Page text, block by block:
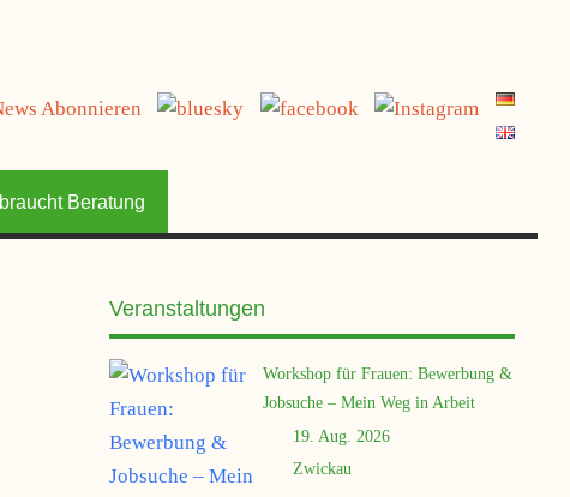
Beratung
Veranstaltungen
Workshop für Frauen: Bewerbung &
Jobsuche – Mein Weg in Arbeit
19. Aug. 2026
Zwickau